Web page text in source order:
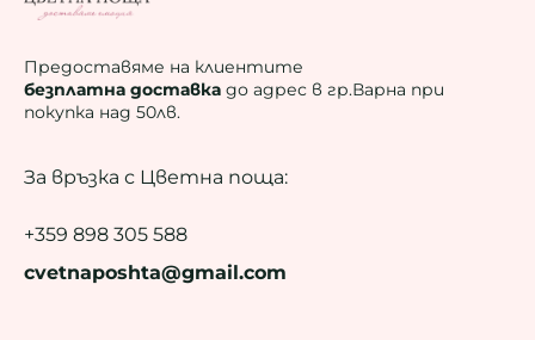
Предоставяме на клиентите
безплатна доставка до адрес в гр.Варна при
покупка над 50лв.
За връзка с Цветна поща:
+359 898 305 588
cvetnaposhta@gmail.com